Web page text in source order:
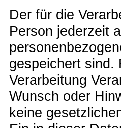
Der für die
Person jederzeit
gespeichert sind.
Verarbeitung
Wunsch oder
keine